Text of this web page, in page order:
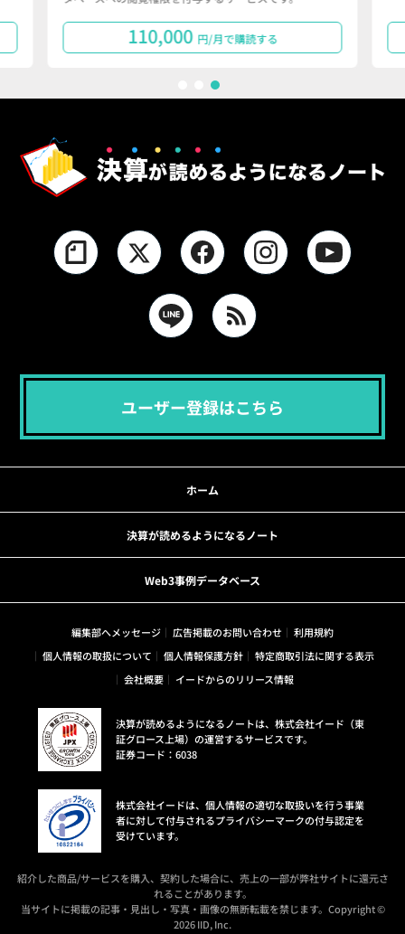
110,000 円/月で購読する
ユーザー登録はこちら
ホーム
決算が読めるようになるノート
Web3事例データベース
編集部へメッセージ 広告掲載のお問い合わせ
利用規約
個人情報の取扱について
個人情報保護方針
特定商取引法に関する表示
会社概要
イードからのリリース情報
決算が読めるようになるノートは、株式会社イード（東
証グロース上場）の運営するサービスです。
証券コード：6038
株式会社イードは、個人情報の適切な取扱いを行う事業
者に対して付与されるプライバシーマークの付与認定を
受けています。
紹介した商品/サービスを購入、契約した場合に、売上の一部が弊社サイトに還元さ
れることがあります。
当サイトに掲載の記事・見出し・写真・画像の無断転載を禁じます。Copyright ©
2026 IID, Inc.